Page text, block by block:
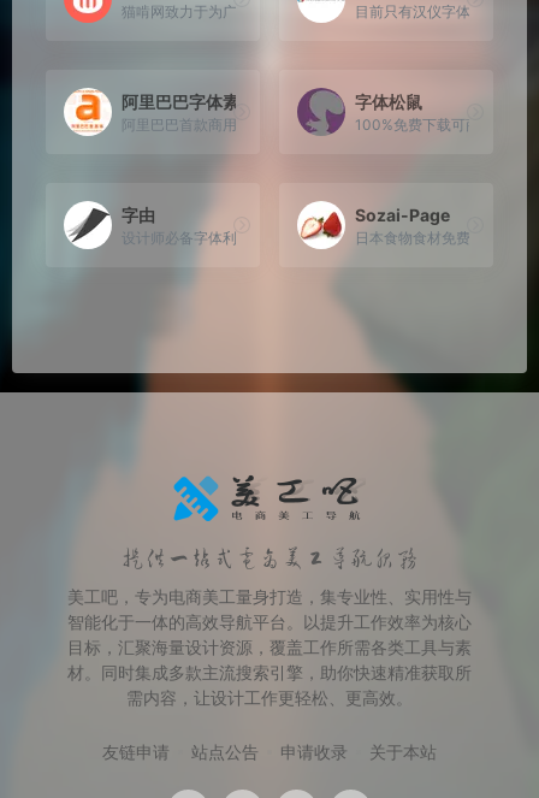
猫啃网致力于为广大设计师提供最新最全且免费的，可商用，无
目前只有汉仪字体可供下载
阿里巴巴字体素材平台
阿里巴巴首款商用字体免费开放，造以h此字，献礼阿里巴巴20
字体松鼠
100%免费下载可商用！专
字由
设计师必备字体利器，国内外上千款精选字体
Sozai-Page
日本食物食材免费图库，纯
提供一站式电商美工导航服务
美工吧，专为电商美工量身打造，集专业性、实用性与
智能化于一体的高效导航平台。以提升工作效率为核心
目标，汇聚海量设计资源，覆盖工作所需各类工具与素
材。同时集成多款主流搜索引擎，助你快速精准获取所
需内容，让设计工作更轻松、更高效。
友链申请 站点公告 申请收录 关于本站